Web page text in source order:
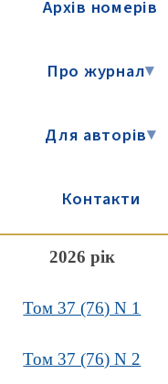
Архів номерів
Про журнал▾
Для авторів▾
Контакти
2026 рік
Том 37 (76) N 1
Том 37 (76) N 2